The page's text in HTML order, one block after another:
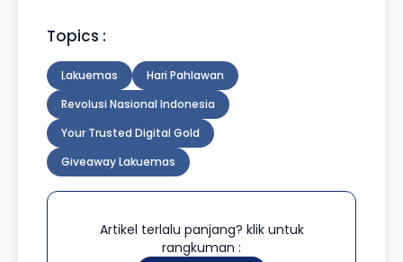
Topics :
Lakuemas
Hari Pahlawan
Revolusi Nasional Indonesia
Your Trusted Digital Gold
Giveaway Lakuemas
Artikel terlalu panjang? klik untuk
rangkuman :